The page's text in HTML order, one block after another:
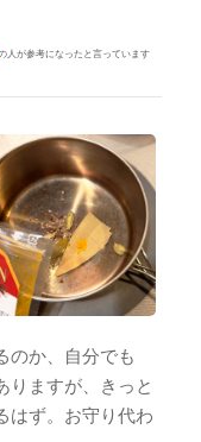
人が参考になったと言っています
のか、自分でも
りますが、きっと
はず。お守り代わ